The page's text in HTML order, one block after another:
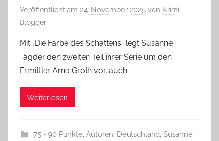
Veröffentlicht am 24. November 2025 von Krimi
Blogger
Mit „Die Farbe des Schattens“ legt Susanne
Tägder den zweiten Teil ihrer Serie um den
Ermittler Arno Groth vor, auch
Weiterlesen
75 - 90 Punkte, Autoren, Deutschland, Susanne